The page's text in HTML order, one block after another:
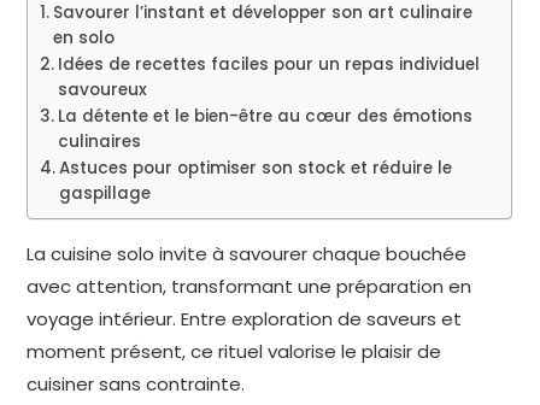
Savourer l’instant et développer son art culinaire
en solo
Idées de recettes faciles pour un repas individuel
savoureux
La détente et le bien-être au cœur des émotions
culinaires
Astuces pour optimiser son stock et réduire le
gaspillage
La cuisine solo invite à savourer chaque bouchée
avec attention, transformant une préparation en
voyage intérieur. Entre exploration de saveurs et
moment présent, ce rituel valorise le plaisir de
cuisiner sans contrainte.